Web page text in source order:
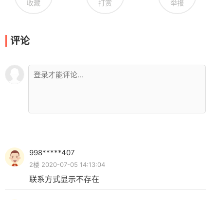
收藏 打赏 举报
评论
998*****407
2楼 2020-07-05 14:13:04
联系方式显示不存在